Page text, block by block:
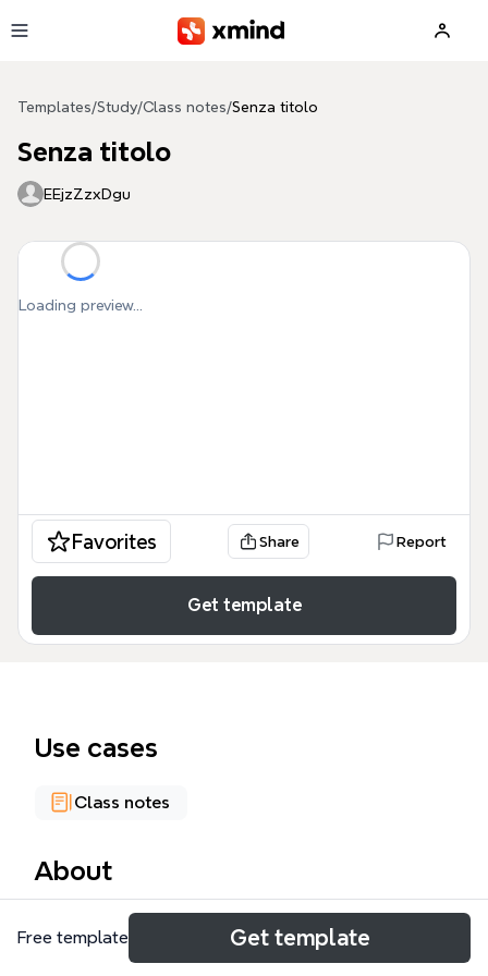
Templates/Study/Class notes/Senza titolo
Senza titolo
EEjzZzxDgu
Loading preview...
Favorites Share Report
Get template
Use cases
Class notes
About
Questa Pedagogia Sperimentale mind map è uno
strumento accademico essenziale per studenti e
Free template Get template